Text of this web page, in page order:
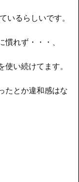
いるらしいです。
れず・・・、
使い続けてます。
たとか違和感はな